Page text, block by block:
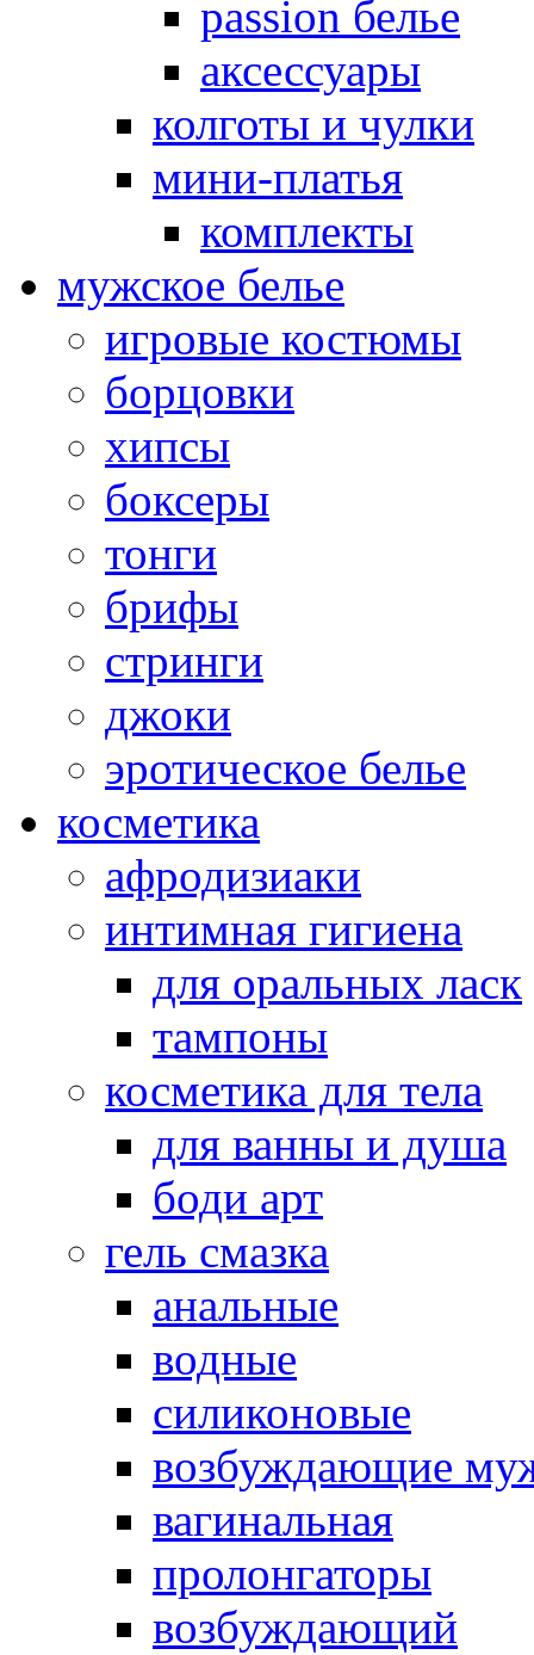
passion белье
аксессуары
колготы и чулки
мини-платья
комплекты
мужское белье
игровые костюмы
борцовки
хипсы
боксеры
тонги
брифы
стринги
джоки
эротическое белье
косметика
афродизиаки
интимная гигиена
для оральных ласк
тампоны
косметика для тела
для ванны и душа
боди арт
гель смазка
анальные
водные
силиконовые
возбуждающие
вагинальная
пролонгаторы
возбуждающий